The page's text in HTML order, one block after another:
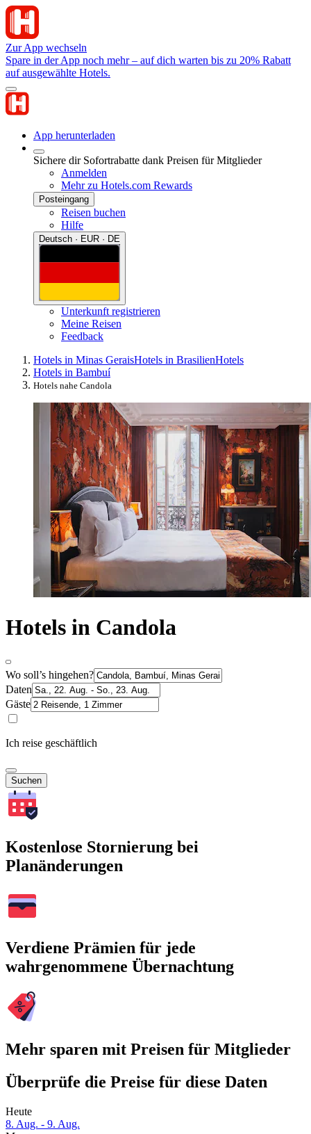
Zur App wechseln
Spare in der App noch mehr – auf dich warten bis zu 20% Rabatt
auf ausgewählte Hotels.
App herunterladen
Sichere dir Sofortrabatte dank Preisen für Mitglieder
Anmelden
Mehr zu Hotels.com Rewards
Posteingang
Reisen buchen
Hilfe
Deutsch · EUR · DE
Unterkunft registrieren
Meine Reisen
Feedback
Hotels in Minas GeraisHotels in BrasilienHotels
Hotels in Bambuí
Hotels nahe Candola
Hotels in Candola
Wo soll’s hingehen?
Daten
Gäste
Ich reise geschäftlich
Suchen
Kostenlose Stornierung bei
Planänderungen
Verdiene Prämien für jede
wahrgenommene Übernachtung
Mehr sparen mit Preisen für Mitglieder
Überprüfe die Preise für diese Daten
Heute
8. Aug. - 9. Aug.